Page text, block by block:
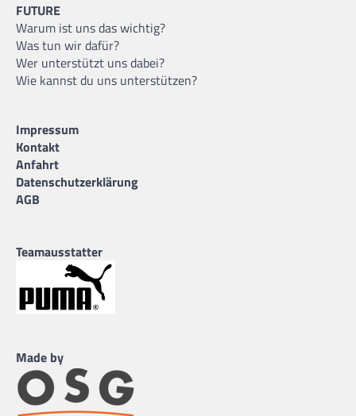
FUTURE
Warum ist uns das wichtig?
Was tun wir dafür?
Wer unterstützt uns dabei?
Wie kannst du uns unterstützen?
Impressum
Kontakt
Anfahrt
Datenschutzerklärung
AGB
Teamausstatter
Made by